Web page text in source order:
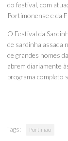
do festival, com
Portimonense e da
O Festival da
de sardinha assada
de grandes nomes
abrem diariamente
programa completo
Tags: Portimão